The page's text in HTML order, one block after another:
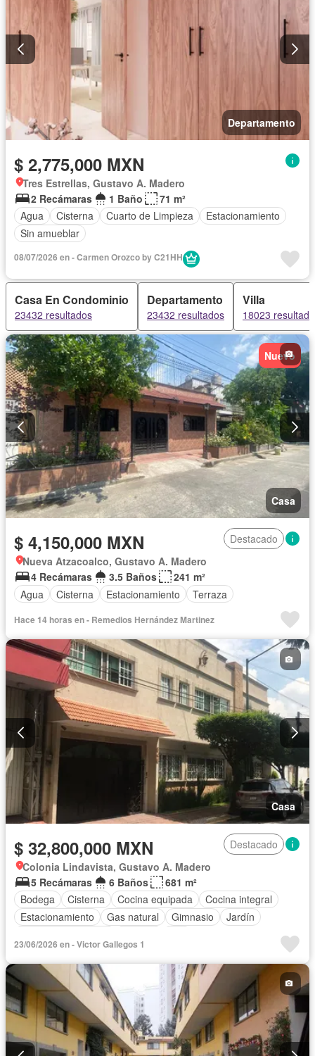
Departamento
$ 2,775,000 MXN
Tres Estrellas, Gustavo A. Madero
2 Recámaras
1 Baño
71 m²
Agua
Cisterna Cuarto de Limpieza
Estacionamiento
Sin amueblar
08/07/2026 en - Carmen Orozco by C21HH
Casa En Condominio
23432 resultados
Departamento
23432 resultados
Villa
18023
Nuevo
Casa
$ 4,150,000 MXN
Destacado
Nueva Atzacoalco, Gustavo A. Madero
4 Recámaras
3.5 Baños
241 m²
Agua
Cisterna Estacionamiento Terraza
Hace 14 horas en - Remedios Hernández Martinez
Casa
$ 32,800,000 MXN
Destacado
Colonia Lindavista, Gustavo A. Madero
5 Recámaras
6 Baños
681 m²
Bodega
Cisterna Cocina equipada
Cocina integral
Estacionamiento
Gas natural Gimnasio
Jardín
Parcialmente amueblado
23/06/2026 en - Victor Gallegos 1